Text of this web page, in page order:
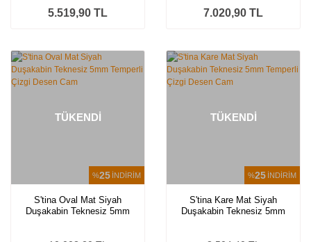
5.519,90 TL 7.020,90 TL
%25 İNDİRİM
TÜKENDİ
S'tina Oval Mat Siyah
Duşakabin Teknesiz 5mm
%25 İNDİRİM
TÜKENDİ
S'tina Kare Mat Siyah
Duşakabin Teknesiz 5mm